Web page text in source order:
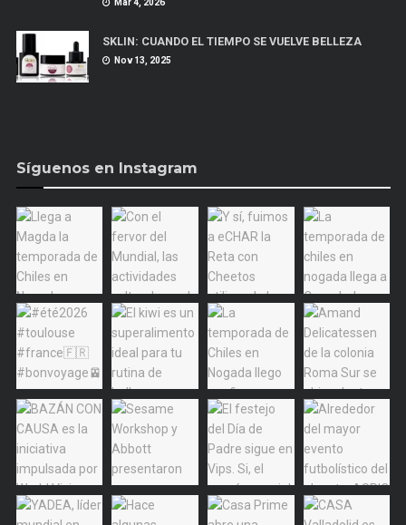
Mar 4, 2026
SKLIN: CUANDO EL TIEMPO SE VUELVE BELLEZA
Nov 13, 2025
Síguenos en Instagram